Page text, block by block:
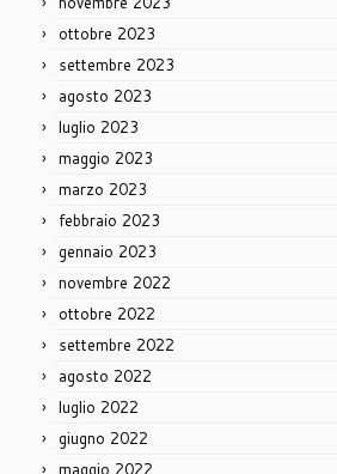
ottobre 2023
settembre 2023
agosto 2023
luglio 2023
maggio 2023
marzo 2023
febbraio 2023
gennaio 2023
novembre 2022
ottobre 2022
settembre 2022
agosto 2022
luglio 2022
giugno 2022
maggio 2022